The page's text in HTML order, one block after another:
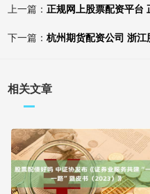
上一篇： 正规网上股票配资平台
下一篇： 杭州期货配资公司 浙
相关文章